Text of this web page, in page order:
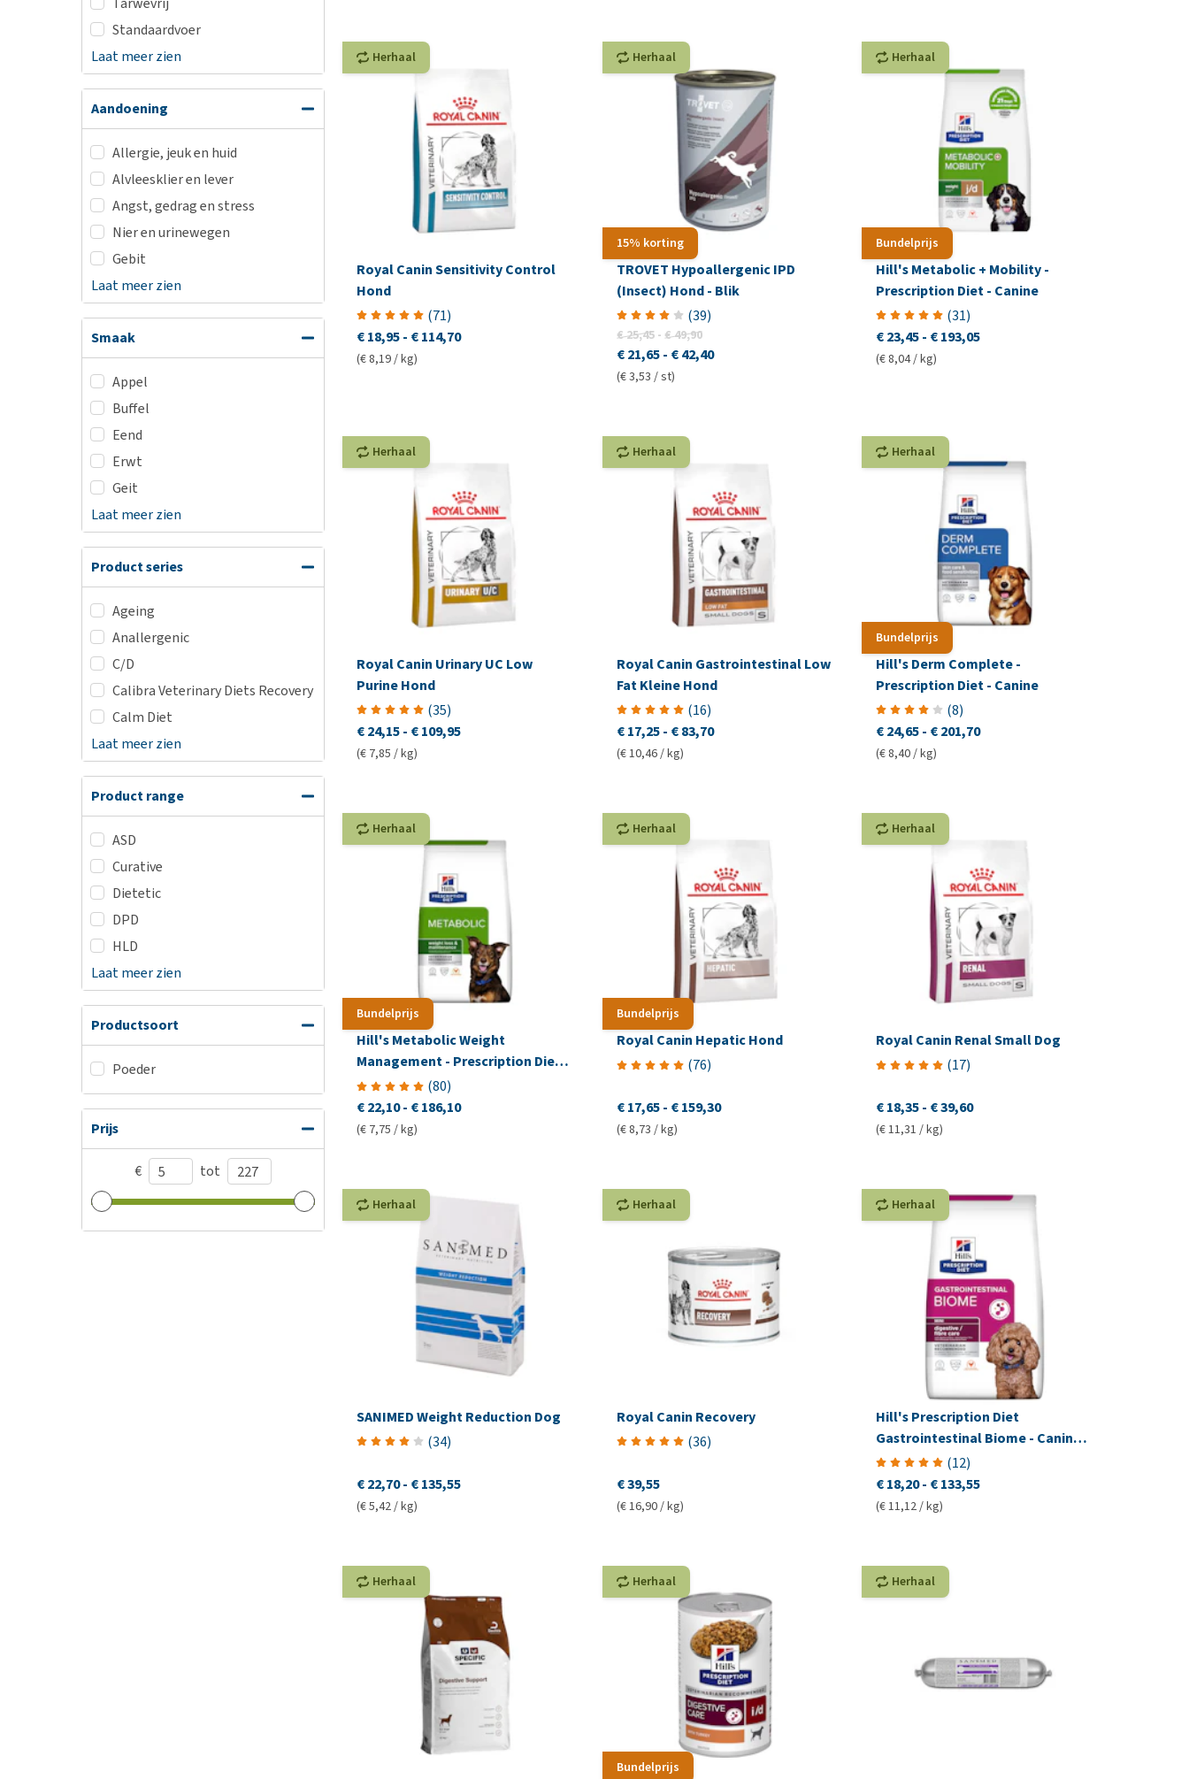
Standaardvoer
Laat meer zien
Aandoening
Allergie, jeuk en huid
Alvleesklier en lever
Angst, gedrag en stress
Nier en urinewegen
Gebit
Laat meer zien
Smaak
Appel
Buffel
Eend
Erwt
Geit
Laat meer zien
Product series
Ageing
Anallergenic
C/D
Calibra Veterinary Diets Recovery
Calm Diet
Laat meer zien
Product range
ASD
Curative
Dietetic
DPD
HLD
Laat meer zien
Productsoort
Poeder
Prijs
€ tot
Herhaal
Royal Canin Sensitivity Control
Hond
(71)
€ 18,95- € 114,70
(€ 8,19 / kg)
15% korting
Herhaal
TROVET Hypoallergenic IPD
(Insect) Hond - Blik
(39)
€ 25,45 - € 49,90
€ 21,65 - € 42,40
(€ 3,53 / st)
Bundelprijs
Herhaal
Hill's Metabolic + Mobility -
Prescription Diet - Canine
(31)
€ 23,45- € 193,05
(€ 8,04 / kg)
Herhaal
Royal Canin Urinary UC Low
Purine Hond
(35)
€ 24,15- € 109,95
(€ 7,85 / kg)
Herhaal
Royal Canin Gastrointestinal Low
Fat Kleine Hond
(16)
€ 17,25 - € 83,70
(€ 10,46 / kg)
Bundelprijs
Herhaal
Hill's Derm Complete -
Prescription Diet - Canine
(8)
€ 24,65- € 201,70
(€ 8,40 / kg)
Bundelprijs
Herhaal
Hill's Metabolic Weight
Management - Prescription Diet -
Canine
(80)
€ 22,10- € 186,10
(€ 7,75 / kg)
Bundelprijs
Herhaal
Royal Canin Hepatic Hond
(76)
€ 17,65 - € 159,30
(€ 8,73 / kg)
Herhaal
Royal Canin Renal Small Dog
(17)
€ 18,35- € 39,60
(€ 11,31 / kg)
Herhaal
SANIMED Weight Reduction Dog
(34)
€ 22,70- € 135,55
(€ 5,42 / kg)
Herhaal
Royal Canin Recovery
(36)
€ 39,55
(€ 16,90 / kg)
Herhaal
Hill's Prescription Diet
Gastrointestinal Biome - Canine -
Mini
(12)
€ 18,20- € 133,55
(€ 11,12 / kg)
Herhaal
Bundelprijs
Herhaal Herhaal